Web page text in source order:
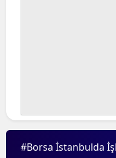
#Borsa İstanbulda